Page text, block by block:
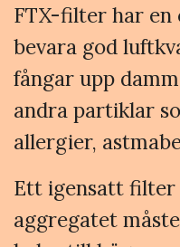
FTX-filter har
bevara god
fångar upp
andra partiklar
allergier,
Ett igensatt
aggregatet